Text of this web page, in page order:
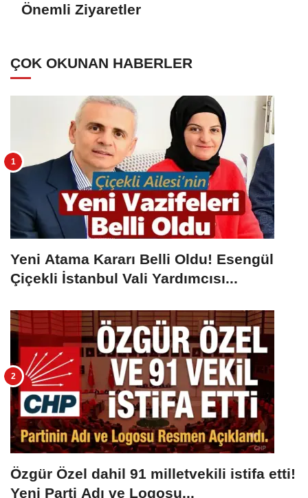
Önemli Ziyaretler
ÇOK OKUNAN HABERLER
Yeni Atama Kararı Belli Oldu! Esengül
Çiçekli İstanbul Vali Yardımcısı...
Özgür Özel dahil 91 milletvekili istifa etti!
Yeni Parti Adı ve Logosu...